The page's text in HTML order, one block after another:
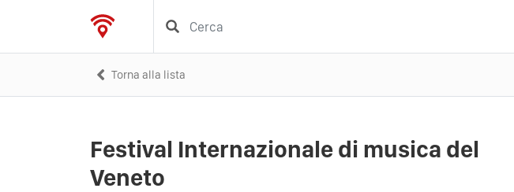
Torna alla lista
Festival Internazionale di musica del
Veneto